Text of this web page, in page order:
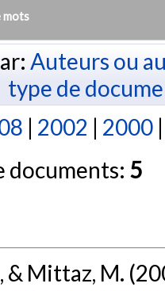
mots
Auteurs ou
type de
| 2002 | 2000
documents: 5
& Mittaz, M.